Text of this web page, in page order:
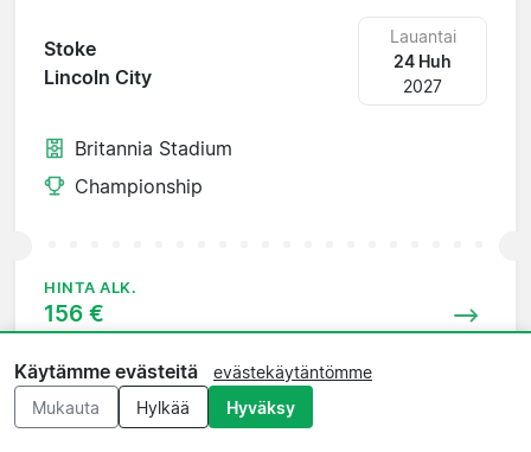
Stoke
Lincoln City
Lauantai
24 Huh
2027
Britannia Stadium
Championship
HINTA ALK.
156 €
Käytämme evästeitä
evästekäytäntömme
Mukauta
Hylkää Hyväksy